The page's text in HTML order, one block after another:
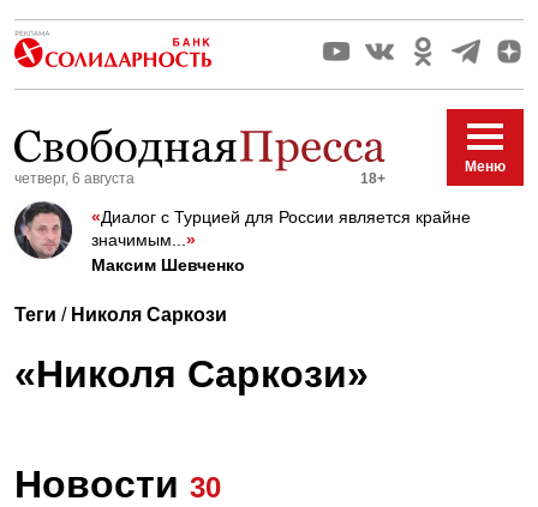
18+
четверг, 6 августа
Меню
«Диалог с Турцией для России является крайне
значимым... »
Максим Шевченко
Теги / Николя Саркози
«Николя Саркози»
Новости 30